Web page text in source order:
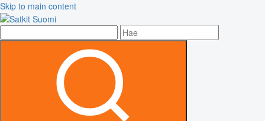
Skip to main content